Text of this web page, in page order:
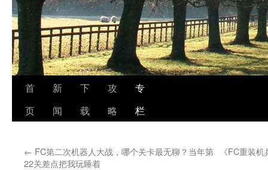
首
页
新
闻
下
载
攻
略
专
栏
← FC第二次机器人大战，哪个关卡最无聊？当年第
22关差点把我玩睡着
《FC重装